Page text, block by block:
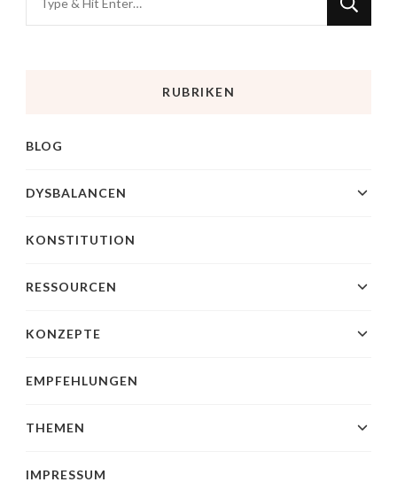
RUBRIKEN
BLOG
DYSBALANCEN
KONSTITUTION
RESSOURCEN
KONZEPTE
EMPFEHLUNGEN
THEMEN
IMPRESSUM